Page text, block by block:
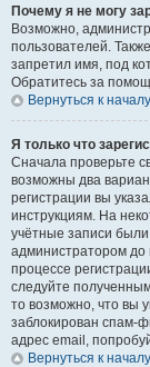
Почему я не могу
Возможно,
пользователей.
запретил имя, под
Обратитесь за
Вернуться к началу
Я только что
Сначала проверьте
возможны два
регистрации вы
инструкциям. На
учётные записи
администратором до
процессе
следуйте
то возможно, что вы
заблокирован спам-
адрес email,
Вернуться к началу